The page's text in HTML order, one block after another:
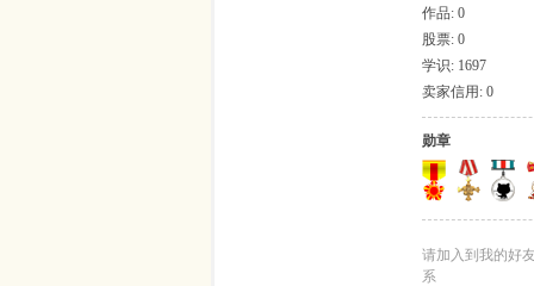
作品: 0
股票: 0
学识: 1697
卖家信用: 0
勋章
请加入到我的好
系